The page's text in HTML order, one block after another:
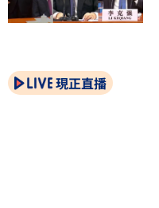
現正直播